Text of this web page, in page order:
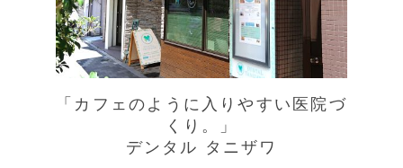
「カフェのように入りやすい医院づ
くり。」
デンタル タニザワ